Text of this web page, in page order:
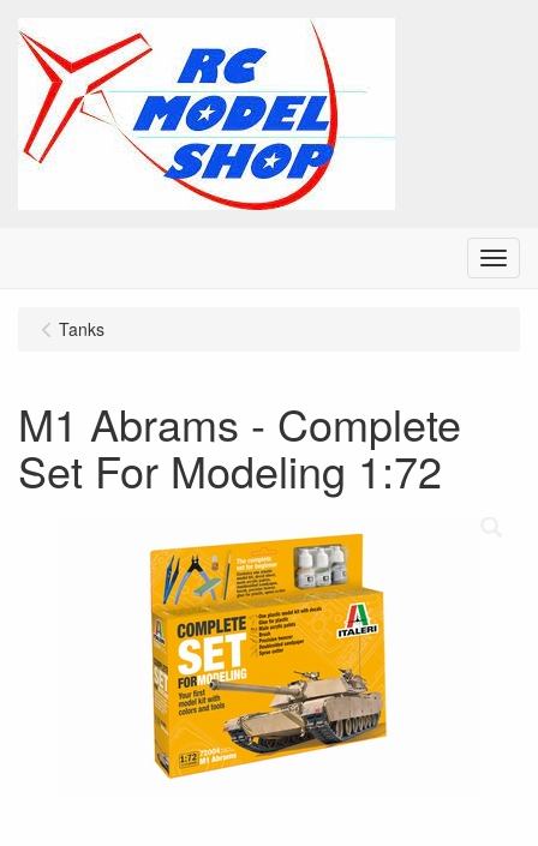
Menu
Tanks
M1 Abrams - Complete
Set For Modeling 1:72